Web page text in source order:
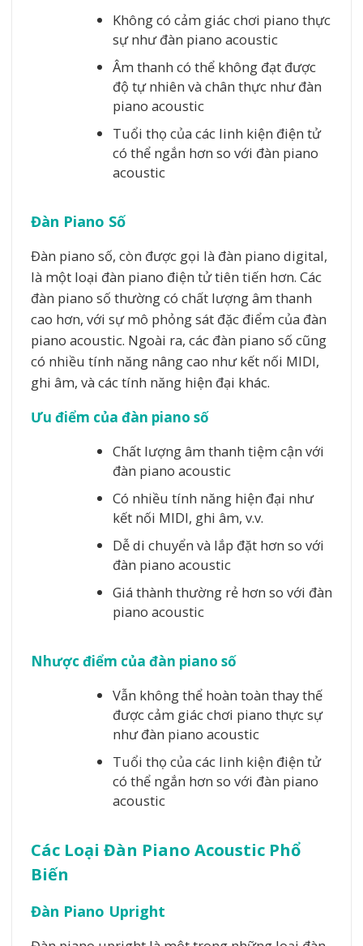
Không có cảm giác chơi piano thực
sự như đàn piano acoustic
Âm thanh có thể không đạt được
độ tự nhiên và chân thực như đàn
piano acoustic
Tuổi thọ của các linh kiện điện tử
có thể ngắn hơn so với đàn piano
acoustic
Đàn Piano Số
Đàn piano số, còn được gọi là đàn piano digital,
là một loại đàn piano điện tử tiên tiến hơn. Các
đàn piano số thường có chất lượng âm thanh
cao hơn, với sự mô phỏng sát đặc điểm của đàn
piano acoustic. Ngoài ra, các đàn piano số cũng
có nhiều tính năng nâng cao như kết nối MIDI,
ghi âm, và các tính năng hiện đại khác.
Ưu điểm của đàn piano số
Chất lượng âm thanh tiệm cận với
đàn piano acoustic
Có nhiều tính năng hiện đại như
kết nối MIDI, ghi âm, v.v.
Dễ di chuyển và lắp đặt hơn so với
đàn piano acoustic
Giá thành thường rẻ hơn so với đàn
piano acoustic
Nhược điểm của đàn piano số
Vẫn không thể hoàn toàn thay thế
được cảm giác chơi piano thực sự
như đàn piano acoustic
Tuổi thọ của các linh kiện điện tử
có thể ngắn hơn so với đàn piano
acoustic
Các Loại Đàn Piano Acoustic Phổ
Biến
Đàn Piano Upright